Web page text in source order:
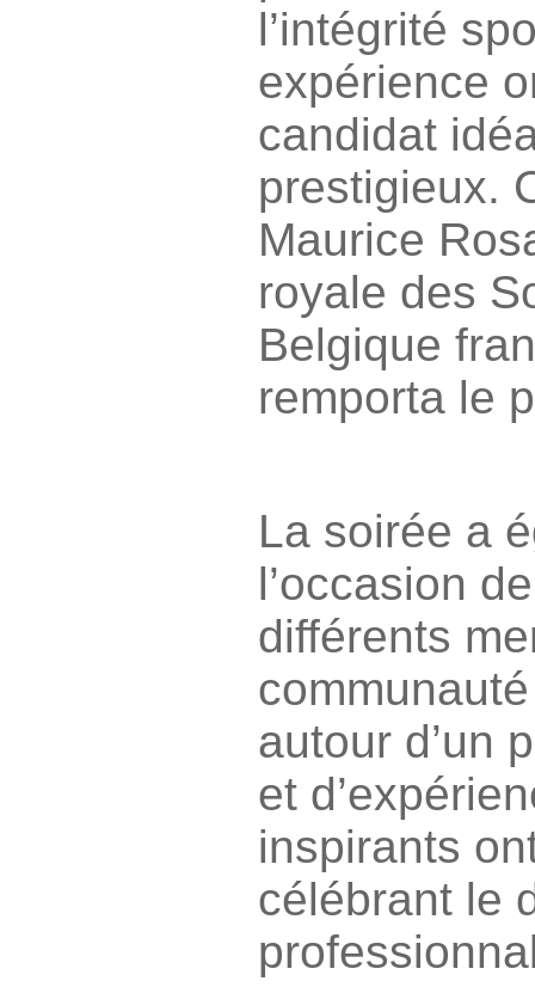
l’intégrité
expérience
candidat
prestigieux.
Maurice
royale des
Belgique
remporta le
La soirée a
l’occasion
différents
autour d’un
et
inspirants
célébrant le